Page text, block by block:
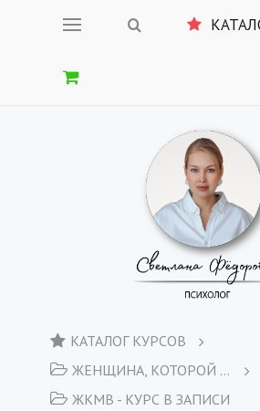
КАТАЛОГ КУРСОВ
ЖЕНЩИНА, КОТОРОЙ МОЖНО ВСЁ
ЖКМВ - КУРС В ЗАПИСИ